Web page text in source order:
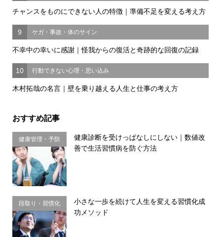
チャンスをものにできない人の特徴｜準備不足を変える考え方
9 ケガ・事故・体のサイン
不幸中の幸いに感謝｜怪我からの復活と奇跡的な回復の記録
10 行動できない心理・思い込み
木村拓哉の名言｜壁を乗り越える人生と仕事の考え方
おすすめ記事
健康管理・予防
健康診断を受けっぱなしにしない｜数値改
善で生活習慣病を防ぐ方法
段取り・習慣化
小さな一歩を続けて人生を変える習慣化成
功メソッド